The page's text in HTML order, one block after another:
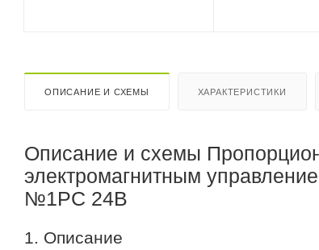
ОПИСАНИЕ И СХЕМЫ ХАРАКТЕРИСТИКИ
Описание и схемы
электромагнитным
№1PC 24В
1. Описание